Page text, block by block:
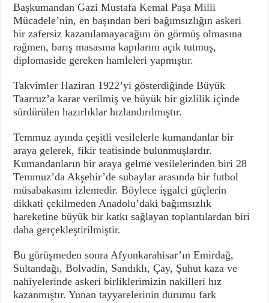
Başkumandan Gazi Mustafa Kemal Paşa Milli
Mücadele’nin, en başından beri bağımsızlığın askeri
bir zafersiz kazanılamayacağını ön görmüş olmasına
rağmen, barış masasına kapılarını açık tutmuş,
diplomaside gereken hamleleri yapmıştır.
Takvimler Haziran 1922’yi gösterdiğinde Büyük
Taarruz’a karar verilmiş ve büyük bir gizlilik içinde
sürdürülen hazırlıklar hızlandırılmıştır.
Temmuz ayında çeşitli vesilelerle kumandanlar bir
araya gelerek, fikir teatisinde bulunmuşlardır.
Kumandanların bir araya gelme vesilelerinden biri 28
Temmuz’da Akşehir’de subaylar arasında bir futbol
müsabakasını izlemedir. Böylece işgalci güçlerin
dikkati çekilmeden Anadolu’daki bağımsızlık
hareketine büyük bir katkı sağlayan toplantılardan biri
daha gerçekleştirilmiştir.
Bu görüşmeden sonra Afyonkarahisar’ın Emirdağ,
Sultandağı, Bolvadin, Sandıklı, Çay, Şuhut kaza ve
nahiyelerinde askeri birliklerimizin nakilleri hız
kazanmıştır. Yunan tayyarelerinin durumu fark